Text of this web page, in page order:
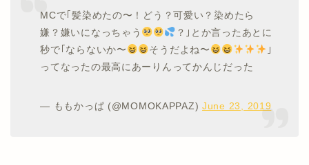
MCで｢髪染めたの〜！どう？可愛い？染めたら
嫌？嫌いになっちゃう
？｣とか言ったあとに
秒で｢ならないか〜
そうだよね〜
｣
ってなったの最高にあーりんってかんじだった
— ももかっぱ (@MOMOKAPPAZ)June 23, 2019